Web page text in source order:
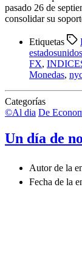
pasado 26 de
consolidar su
Etiquetas
estadosunidos
FX,
Monedas,
Categorías
©Al dia De
Un día de
Autor de la
Fecha de la